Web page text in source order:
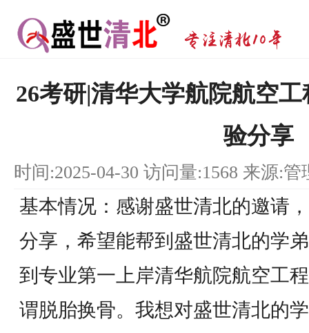
26考研|清华大学航院航空
验分享
时间:2025-04-30 访问量:1568 来源:管
基本情况：感谢盛世清北的邀请
分享，希望能帮到盛世清北的学
到专业第一上岸清华航院航空工
谓脱胎换骨。我想对盛世清北的